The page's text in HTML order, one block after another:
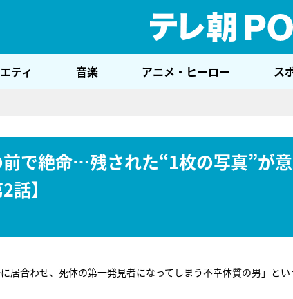
ティ 音楽 アニメ・ヒーロー ス
で絶命…残された“1枚の写真”が
話】
居合わせ、死体の第一発見者になってしまう不幸体質の男」と